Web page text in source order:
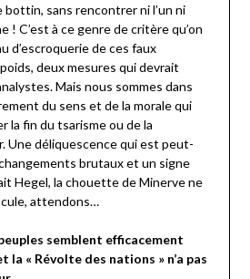
bottin, sans rencontrer ni l’un ni
! C’est à ce genre de critère qu’on
d’escroquerie de ces faux
deux mesures qui devrait
Mais nous sommes dans
du sens et de la morale qui
la fin du tsarisme ou de la
Une déliquescence qui est peut-
brutaux et un signe
Hegel, la chouette de Minerve ne
attendons…
semblent efficacement
la « Révolte des nations » n’a pas